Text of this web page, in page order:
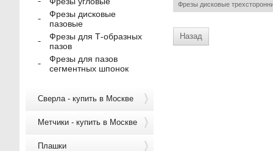
Фрезы дисковые
Назад
Фрезы дисковые
пазовые
Фрезы для Т-образных
пазов
Фрезы для пазов
сегментных шпонок
Сверла - купить в Москве
Метчики - купить в Москве
Плашки